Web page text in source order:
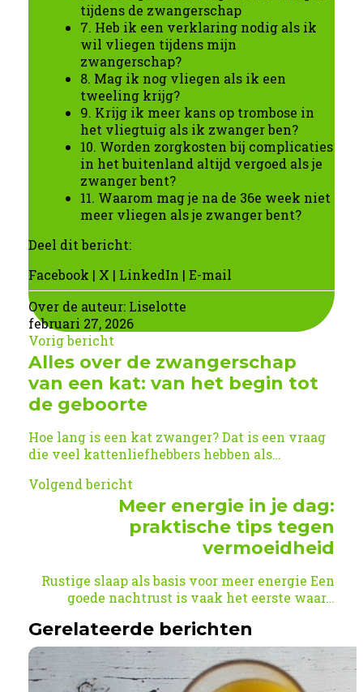
tijdens de zwangerschap
7. Heb ik een verklaring nodig als ik
wil vliegen tijdens mijn
zwangerschap?
8. Mag ik nog vliegen als ik een
tweeling krijg?
9. Krijg ik meer kans op trombose in
het vliegtuig als ik zwanger ben?
10. Worden zorgkosten bij complicaties
in het buitenland altijd vergoed als je
zwanger bent?
11. Waarom mag je na de 36e week niet
meer vliegen als je zwanger bent?
Deel dit bericht:
Facebook | X | LinkedIn | E-mail
Over de auteur: Liselotte
februari 27, 2026
Vorig bericht
Alles over de zwangerschap
van een kat: van het begin tot
de geboorte
Hoe lang is een kat zwanger? Dat is een vraag
die veel kattenliefhebbers hebben als…
Volgend bericht
Meer energie in je dag:
praktische tips tegen
vermoeidheid
Rustige slaap als basis voor meer energie Een
goede nachtrust is vaak het eerste waar…
Gerelateerde berichten